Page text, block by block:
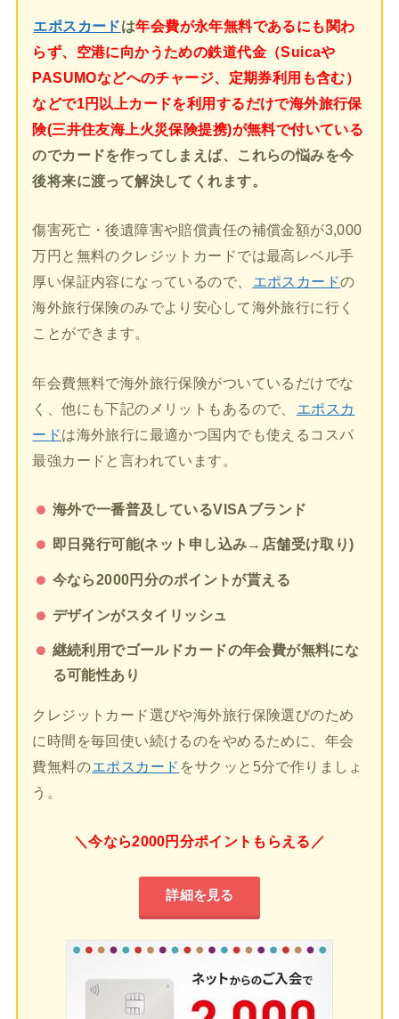
エポスカードは年会費が永年無料であるにも関わ
らず、空港に向かうための鉄道代金（Suicaや
PASUMOなどへのチャージ、定期券利用も含む）
などで1円以上カードを利用するだけで海外旅行保
険(三井住友海上火災保険提携)が無料で付いている
のでカードを作ってしまえば、これらの悩みを今
後将来に渡って解決してくれます。
傷害死亡・後遺障害や賠償責任の補償金額が3,000
万円と無料のクレジットカードでは最高レベル手
厚い保証内容になっているので、
エポスカードの
海外旅行保険のみでより安心して海外旅行に行く
ことができます。
年会費無料で海外旅行保険がついているだけでな
く、他にも下記のメリットもあるので、
エポスカ
ードは海外旅行に最適かつ国内でも使えるコスパ
最強カードと言われています。
海外で一番普及しているVISAブランド
即日発行可能(ネット申し込み→店舗受け取り)
今なら2000円分のポイントが貰える
デザインがスタイリッシュ
継続利用でゴールドカードの年会費が無料にな
る可能性あり
クレジットカード選びや海外旅行保険選びのため
に時間を毎回使い続けるのをやめるために、年会
費無料のエポスカード をサクッと5分で作りましょ
う。
＼今なら2000円分ポイントもらえる／
詳細を見る